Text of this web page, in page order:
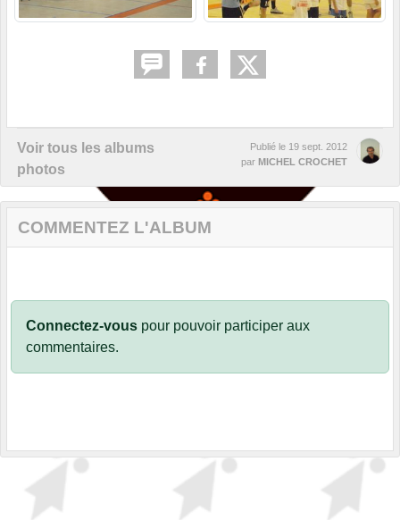
Voir tous les albums
photos
Publié le 19 sept. 2012
par MICHEL CROCHET
COMMENTEZ L'ALBUM
Connectez-vous pour pouvoir participer aux
commentaires.